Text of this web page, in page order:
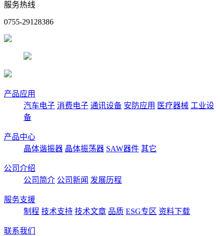
服务热线
0755-29128386
产品应用
汽车电子 消费电子 通讯设备 安防应用 医疗器械 工业设
备
产品中心
晶体谐振器 晶体振荡器 SAW器件 其它
公司介绍
公司简介 公司新闻 发展历程
服务支援
制程 技术支持 技术文章 品质 ESG专区 资料下载
联系我们